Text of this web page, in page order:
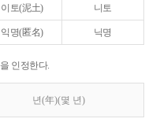
이토(泥土) 니토
익명(匿名) 닉명
인정한다.
년(年)(몇 년)